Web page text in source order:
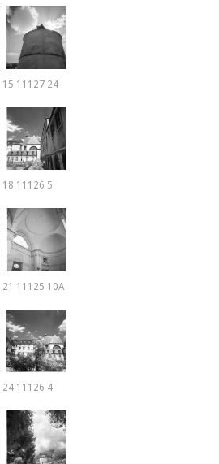
15 11127 24
18 11126 5
21 11125 10A
24 11126 4